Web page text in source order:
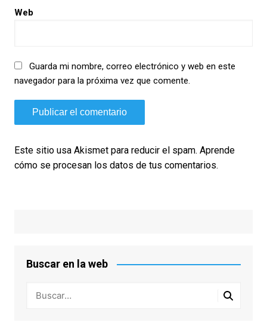
Web
Guarda mi nombre, correo electrónico y web en este
navegador para la próxima vez que comente.
Este sitio usa Akismet para reducir el spam. Aprende
cómo se procesan los datos de tus comentarios.
Buscar en la web